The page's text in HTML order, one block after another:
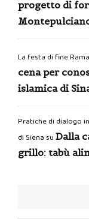
progetto di
La festa di fine
cena per
islamica di
Pratiche di dialogo
di Siena su Dalla
grillo: tabù